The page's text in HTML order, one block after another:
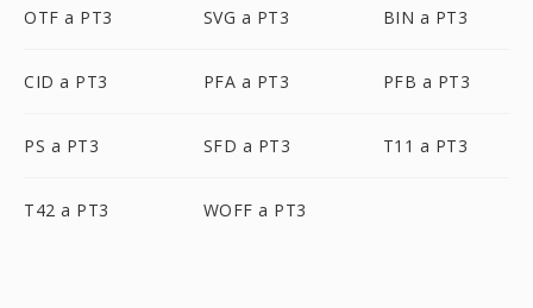
OTF a PT3 SVG a PT3 BIN a PT3
CID a PT3 PFA a PT3 PFB a PT3
PS a PT3 SFD a PT3 T11 a PT3
T42 a PT3 WOFF a PT3